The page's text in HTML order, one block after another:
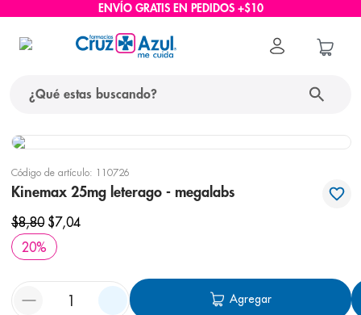
ENVÍO GRATIS EN PEDIDOS +$10
Código de artículo: 110726
Kinemax 25mg leterago - megalabs
$8,80 $7,04
20%
Agregar
términos más buscados
protector solar
3. eucerin
nivea